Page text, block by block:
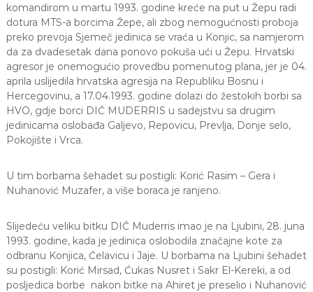
komandirom u martu 1993. godine kreće na put u Žepu radi
dotura MTS-a borcima Žepe, ali zbog nemogućnosti proboja
preko prevoja Sjemeč jedinica se vraća u Konjic, sa namjerom
da za dvadesetak dana ponovo pokuša ući u Žepu. Hrvatski
agresor je onemogućio provedbu pomenutog plana, jer je 04.
aprila uslijedila hrvatska agresija na Republiku Bosnu i
Hercegovinu, a 17.04.1993. godine dolazi do žestokih borbi sa
HVO, gdje borci DIČ MUDERRIS u sadejstvu sa drugim
jedinicama oslobađa Galjevo, Repovicu, Prevlja, Donje selo,
Pokojište i Vrca.
U tim borbama šehadet su postigli: Korić Rasim – Gera i
Nuhanović Muzafer, a više boraca je ranjeno.
Slijedeću veliku bitku DIČ Muderris imao je na Ljubini, 28. juna
1993. godine, kada je jedinica oslobodila značajne kote za
odbranu Konjica, Ćelavicu i Jaje. U borbama na Ljubini šehadet
su postigli: Korić Mirsad, Ćukas Nusret i Sakr El-Kereki, a od
posljedica borbe nakon bitke na Ahiret je preselio i Nuhanović